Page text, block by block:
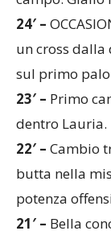
un cross
sul primo
23′ –Primo
dentro Lauria.
22′ –Cambio
butta nella
potenza
21′ –Bella
prova a